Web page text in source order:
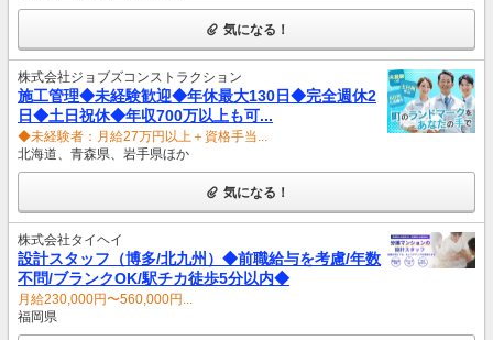
気になる！
株式会社ジョブズコンストラクション
施工管理◆未経験歓迎◆年休最大130日◆完全週休2
日◆土日祝休◆年収700万以上も可...
◆未経験者：月給27万円以上＋資格手当...
北海道、青森県、岩手県ほか
気になる！
株式会社タイヘイ
設計スタッフ（博多/北九州）◆前職給与を考慮/年数
不問/ブランクOK/駅チカ徒歩5分以内◆
月給230,000円〜560,000円...
福岡県